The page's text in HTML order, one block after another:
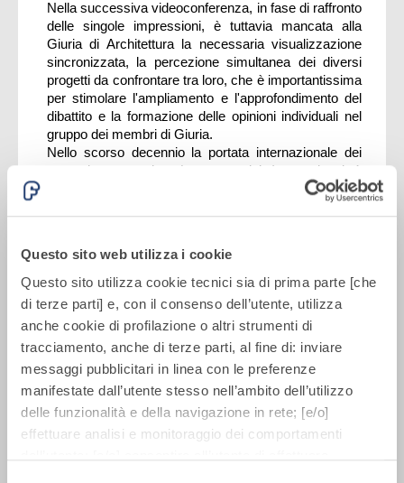
Questo sito web utilizza i cookie
Questo sito utilizza cookie tecnici sia di prima parte [che
di terze parti] e, con il consenso dell’utente, utilizza
anche cookie di profilazione o altri strumenti di
tracciamento, anche di terze parti, al fine di: inviare
messaggi pubblicitari in linea con le preferenze
manifestate dall’utente stesso nell’ambito dell’utilizzo
delle funzionalità e della navigazione in rete; [e/o]
effettuare analisi e monitoraggio dei comportamenti
Nella successiva videoconferenza, in fase di raffronto
delle singole impressioni, è tuttavia mancata alla
Giuria di Architettura la necessaria visualizzazione
sincronizzata, la percezione simultanea dei diversi
progetti da confrontare tra loro, che è importantissima
per stimolare l'ampliamento e l'approfondimento del
dibattito e la formazione delle opinioni individuali nel
gruppo dei membri di Giuria.
Nello scorso decennio la portata internazionale dei
progetti presentati, e (come requisito) completati, è
Negli ultimi anni il numero delle partecipazioni si era
cartacea conforme al regolamento, per essere quindi
sottoposti alla valutazione della Giuria.
Ciò permette anche di apprezzare nei progetti dettagli
che mostrano aspetti significativi, ritenuti importanti ai
fini dell'ampliamento della cultura edilizia, riguardanti i
singoli compiti o le pertinenti condizioni, possibilità,
risorse, limitazioni ecc. La Giuria ne tiene conto per
dare rilievo ai contributi pertinenti in relazione
all'obiettivo perseguito o per assegnare Menzioni
Una volta interpellata la Giuria sulla shortlist così